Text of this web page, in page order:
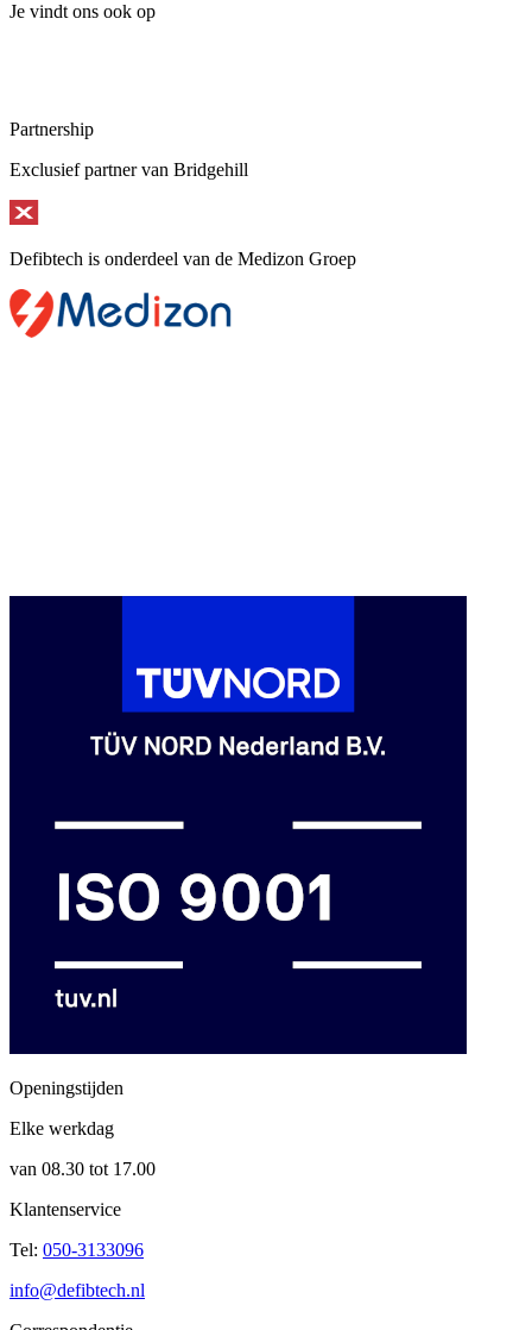
Je vindt ons ook op
Partnership
Exclusief partner van Bridgehill
Defibtech is onderdeel van de Medizon Groep
Openingstijden
Elke werkdag
van 08.30 tot 17.00
Klantenservice
Tel: 050-3133096
info@defibtech.nl